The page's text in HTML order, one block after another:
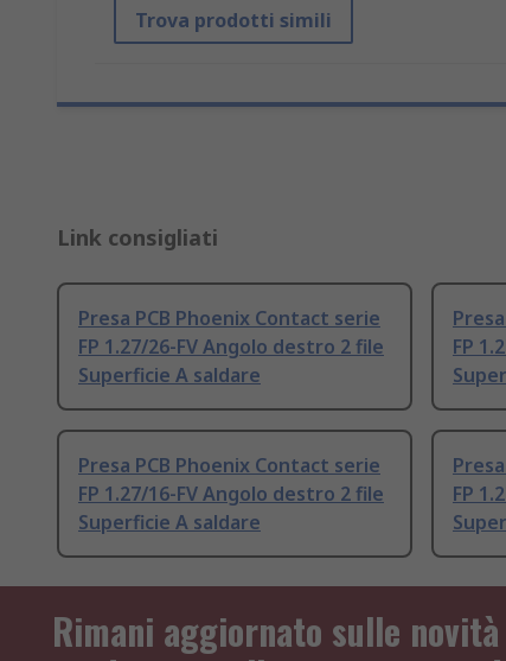
Trova prodotti simili
Link consigliati
Presa PCB Phoenix Contact serie
FP 1.27/26-FV Angolo destro 2 file
Superficie A saldare
FP
Presa PCB Phoenix Contact serie
FP 1.27/16-FV Angolo destro 2 file
Superficie A saldare
FP
Rimani aggiornato sulle